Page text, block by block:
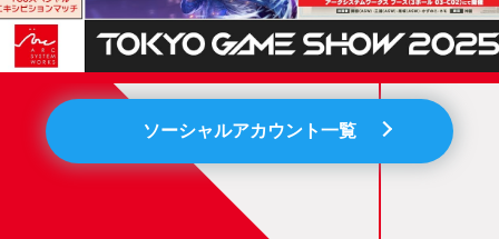
ソーシャルアカウント一覧